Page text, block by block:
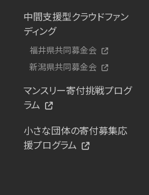
中間支援型クラウドファン
ディング
福井県共同募金会
新潟県共同募金会
マンスリー寄付挑戦プログ
ラム
小さな団体の寄付募集応
援プログラム